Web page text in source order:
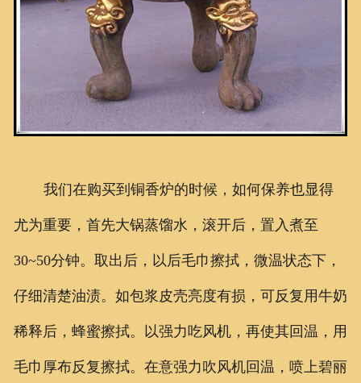
我们在购买到铜香炉的时候，如何保养也显得
尤为重要，首先大锅蒸馏水，滚开后，置入煮至
30~50分钟。取出后，以后毛巾擦拭，微温状态下，
仔细清楚油渍。如包浆皮壳亮度有损，可反复用牛奶
稀释后，蜂蜜擦拭。以强力吃风机，再使其回温，用
毛巾厚布反复擦拭。在意强力吹风机回温，喷上碧丽